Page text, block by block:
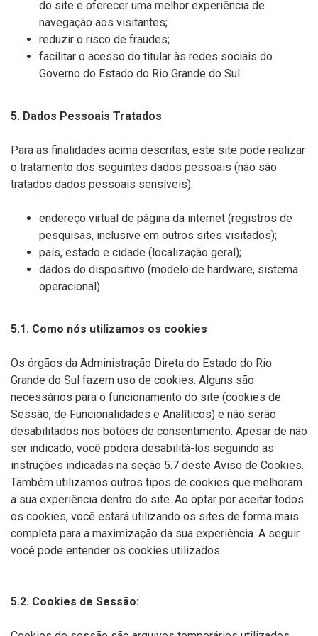
do site e oferecer uma melhor experiência de
navegação aos visitantes;
reduzir o risco de fraudes;
facilitar o acesso do titular às redes sociais do
Governo do Estado do Rio Grande do Sul.
5. Dados Pessoais Tratados
Para as finalidades acima descritas, este site pode realizar
o tratamento dos seguintes dados pessoais (não são
tratados dados pessoais sensíveis):
endereço virtual de página da internet (registros de
pesquisas, inclusive em outros sites visitados);
país, estado e cidade (localização geral);
dados do dispositivo (modelo de hardware, sistema
operacional)
5.1. Como nós utilizamos os cookies
Os órgãos da Administração Direta do Estado do Rio
Grande do Sul fazem uso de cookies. Alguns são
necessários para o funcionamento do site (cookies de
Sessão, de Funcionalidades e Analíticos) e não serão
desabilitados nos botões de consentimento. Apesar de não
ser indicado, você poderá desabilitá-los seguindo as
instruções indicadas na seção 5.7 deste Aviso de Cookies.
Também utilizamos outros tipos de cookies que melhoram
a sua experiência dentro do site. Ao optar por aceitar todos
os cookies, você estará utilizando os sites de forma mais
completa para a maximização da sua experiência. A seguir
você pode entender os cookies utilizados.
5.2. Cookies de Sessão: